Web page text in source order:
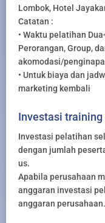
Lombok, Hotel
Catatan :
• Waktu pelatihan
Perorangan, Group,
akomodasi/
• Untuk biaya dan
marketing kembali
Investasi training
Investasi pelatihan
dengan jumlah
us.
Apabila perusahaan
anggaran investasi
anggaran perusahaan.